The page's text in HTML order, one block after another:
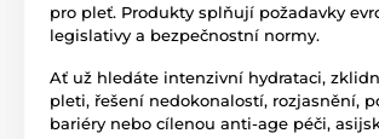
pro pleť. Produkty splňují požadavky
legislativy a bezpečnostní normy.
Ať už hledáte intenzivní hydrataci,
pleti, řešení nedokonalostí, rozjasnění,
bariéry nebo cílenou anti-age péči,